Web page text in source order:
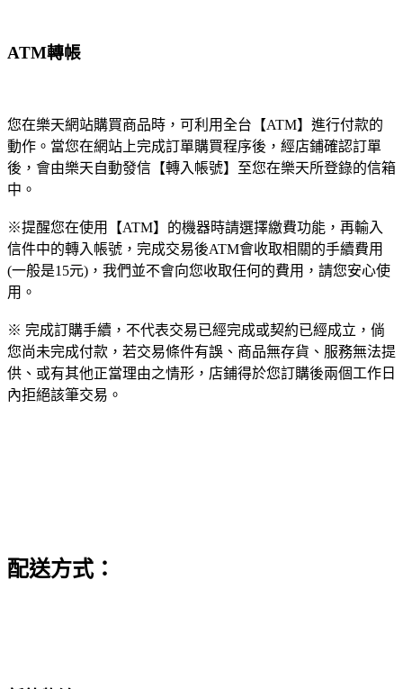
ATM轉帳
您在樂天網站購買商品時，可利用全台【ATM】進行付款的
動作。當您在網站上完成訂單購買程序後，經店鋪確認訂單
後，會由樂天自動發信【轉入帳號】至您在樂天所登錄的信箱
中。
※提醒您在使用【ATM】的機器時請選擇繳費功能，再輸入
信件中的轉入帳號，完成交易後ATM會收取相關的手續費用
(一般是15元)，我們並不會向您收取任何的費用，請您安心使
用。
※ 完成訂購手續，不代表交易已經完成或契約已經成立，倘
您尚未完成付款，若交易條件有誤、商品無存貨、服務無法提
供、或有其他正當理由之情形，店鋪得於您訂購後兩個工作日
內拒絕該筆交易。
配送方式：